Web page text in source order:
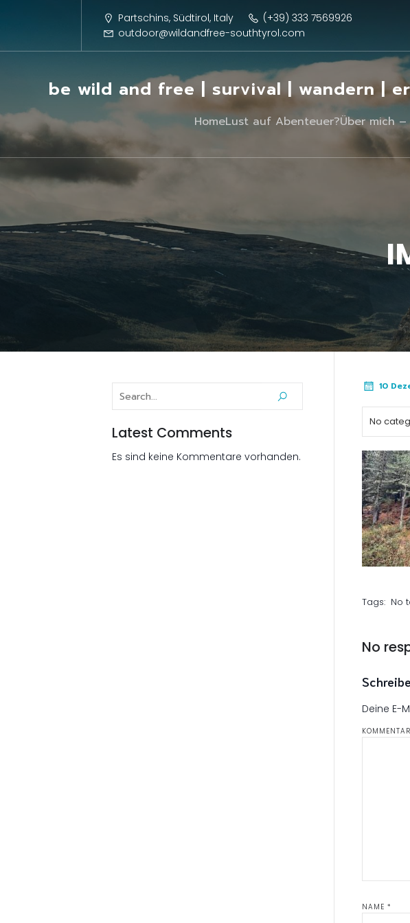
Partschins, Südtirol, Italy
(+39) 333 7569926
outdoor@wildandfree-southtyrol.com
be wild and free | survival | wandern |
HomeLust auf Abenteuer?Über mich
Latest Comments
Es sind keine Kommentare vorhanden.
10
No
Tags: No
No
Deine E-
NAME*